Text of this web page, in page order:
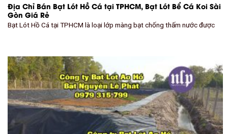
Địa Chỉ Bán Bạt Lót Hồ Cá tại TPHCM, Bạt Lót Bể Cá Koi Sài
Gòn Giá Rẻ
Bạt Lót Hồ Cá tại TPHCM là loại lớp màng bạt chống thấm nước được